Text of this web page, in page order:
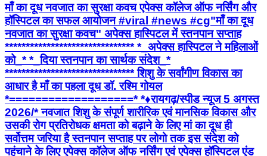
माँ का दूध नवजात का सुरक्षा कवच एपेक्स कॉलेज ऑफ नर्सिंग और
हॉस्पिटल का सफल आयोजन #viral #news #cg ​"माँ का दूध
नवजात का सुरक्षा कवच" अपेक्स हास्पिटल में स्तनपान सप्ताह
******************************* *_अपेक्स हास्पिटल ने महिलाओं
को_* *_दिया स्तनपान का सार्थक संदेश_*
******************************* शिशु के सर्वांगीण विकास का
आधार है माँ का पहला दूध डॉ. रश्मि गोयल
*===================* *♦रायगढ़/स्पीड न्यूज 5 अगस्त
2026/* नवजात शिशु के संपूर्ण शारीरिक एवं मानसिक विकास और
उसकी रोग प्रतिरोधक क्षमता को बढ़ाने के लिए मां का दूध ही
सर्वोत्तम जरिया है स्तनपान सप्ताह पर लोगो तक इस संदेश को
पहुंचाने के लिए एपेक्स कॉलेज ऑफ नर्सिंग एवं एपेक्स हॉस्पिटल एंड